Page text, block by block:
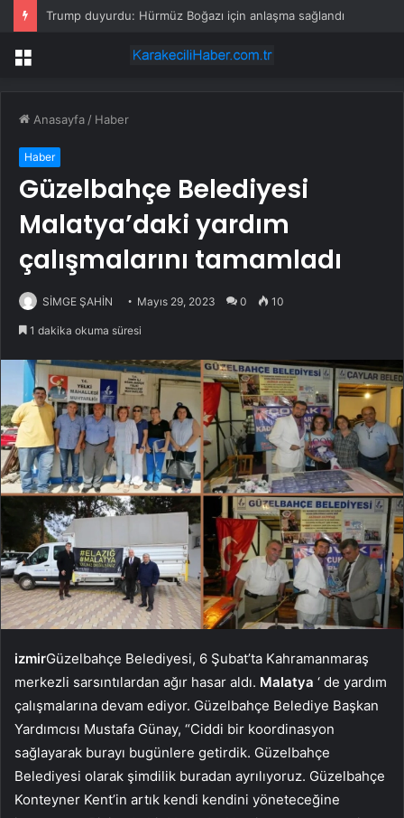
Trump duyurdu: Hürmüz Boğazı için anlaşma sağlandı
Menü
Anasayfa / Haber
Haber
Güzelbahçe Belediyesi
Malatya’daki yardım
çalışmalarını tamamladı
SİMGE ŞAHİN Mayıs 29, 2023 0 10
1 dakika okuma süresi
izmirGüzelbahçe Belediyesi, 6 Şubat’ta Kahramanmaraş
merkezli sarsıntılardan ağır hasar aldı. Malatya ‘ de yardım
çalışmalarına devam ediyor. Güzelbahçe Belediye Başkan
Yardımcısı Mustafa Günay, “Ciddi bir koordinasyon
sağlayarak burayı bugünlere getirdik. Güzelbahçe
Belediyesi olarak şimdilik buradan ayrılıyoruz. Güzelbahçe
Konteyner Kent’in artık kendi kendini yöneteceğine